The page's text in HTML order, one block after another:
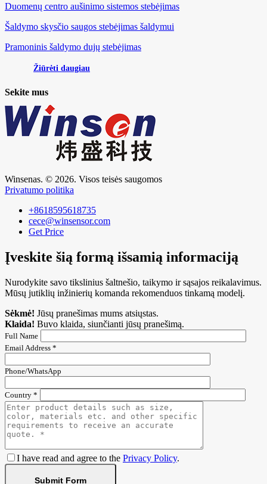
Duomenų centro aušinimo sistemos stebėjimas
Šaldymo skysčio saugos stebėjimas šaldymui
Pramoninis šaldymo dujų stebėjimas
Žiūrėti daugiau
Sekite mus
Winsenas. © 2026. Visos teisės saugomos
Privatumo politika
+8618595618735
cece@winsensor.com
Get Price
Įveskite šią formą išsamią informaciją
Nurodykite savo tikslinius šaltnešio, taikymo ir sąsajos reikalavimus.
Mūsų jutiklių inžinierių komanda rekomenduos tinkamą modelį.
Sėkmė! Jūsų pranešimas mums atsiųstas.
Klaida! Buvo klaida, siunčianti jūsų pranešimą.
Full Name
Email Address *
Phone/WhatsApp
Country *
I have read and agree to the Privacy Policy.